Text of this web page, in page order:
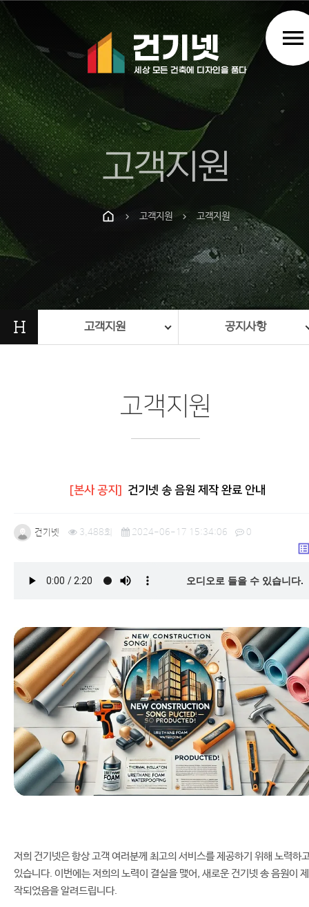
menu
고객지원
chevron_right 고객지원 chevron_right 고객지원
H 고객지원 공지사항
고객지원
[본사 공지] 건기넷 송 음원 제작 완료 안내
건기넷 3,488회 2024-06-17 15:34:06 0
오디오로 들을 수 있습니다.
저희 건기넷은 항상 고객 여러분께 최고의 서비스를 제공하기 위해 노력하
있습니다. 이번에는 저희의 노력이 결실을 맺어, 새로운 건기넷 송 음원이 제
작되었음을 알려드립니다.